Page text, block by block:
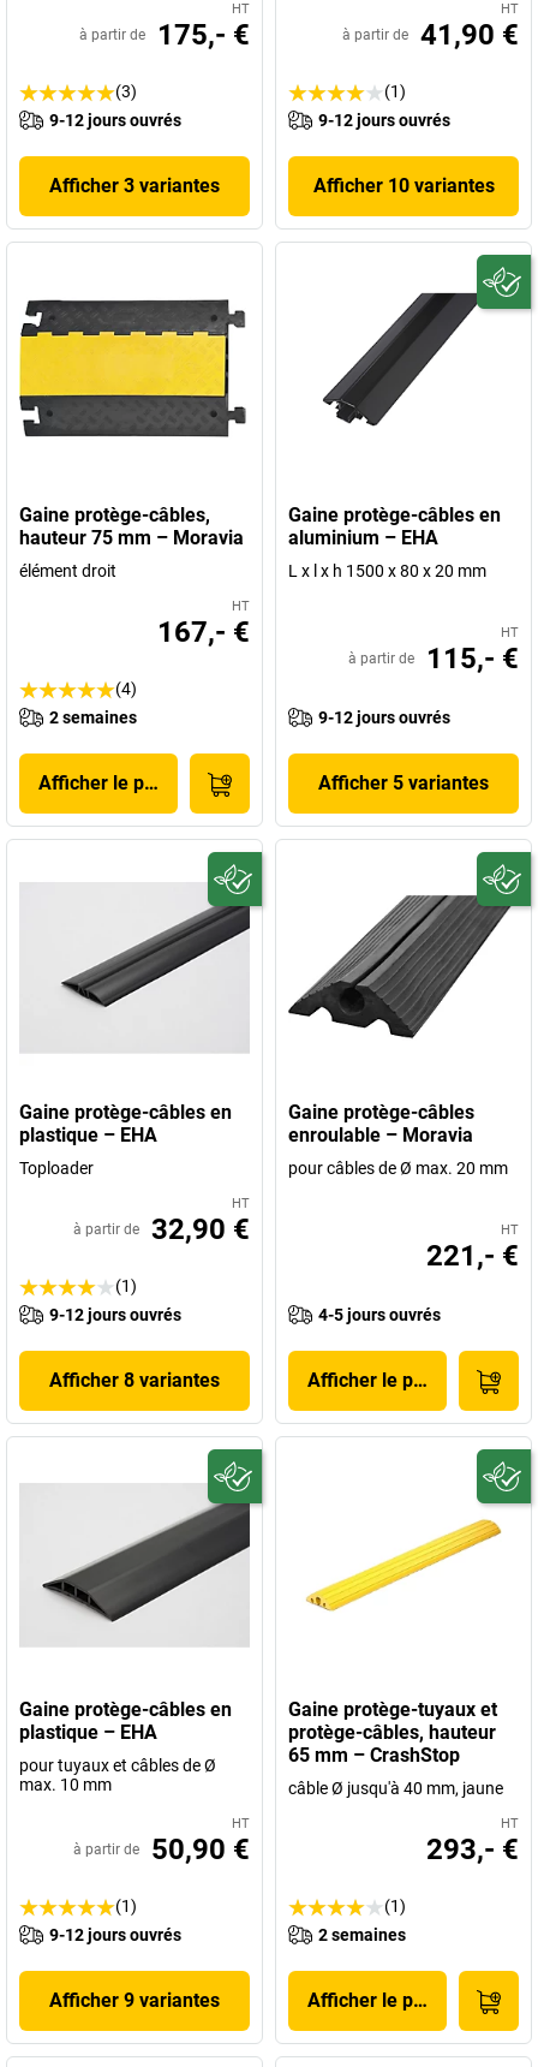
HT
à partir de 175,- €
(3)
9-12 jours ouvrés
Afficher 3 variantes
HT
à partir de 41,90 €
(1)
9-12 jours ouvrés
Afficher 10 variantes
Gaine protège-câbles,
hauteur 75 mm – Moravia
élément droit
HT
167,- €
(4)
2 semaines
Afficher le produit
Gaine protège-câbles en
aluminium – EHA
L x l x h 1500 x 80 x 20 mm
HT
à partir de 115,- €
9-12 jours ouvrés
Afficher 5 variantes
Gaine protège-câbles en
plastique – EHA
Toploader
HT
à partir de 32,90 €
(1)
9-12 jours ouvrés
Afficher 8 variantes
Gaine protège-câbles
enroulable – Moravia
pour câbles de Ø max. 20 mm
HT
221,- €
4-5 jours ouvrés
Afficher le produit
Gaine protège-câbles en
plastique – EHA
pour tuyaux et câbles de Ø
max. 10 mm
HT
à partir de 50,90 €
(1)
9-12 jours ouvrés
Afficher 9 variantes
Gaine protège-tuyaux et
protège-câbles, hauteur
65 mm – CrashStop
câble Ø jusqu'à 40 mm, jaune
HT
293,- €
(1)
2 semaines
Afficher le produit